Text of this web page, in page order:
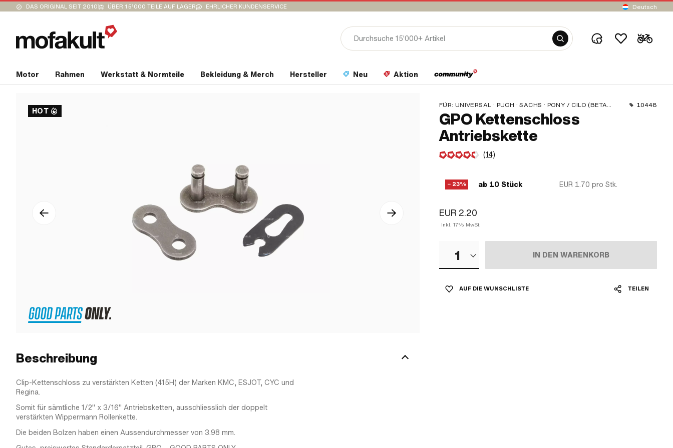
DAS ORIGINAL SEIT 2010 ÜBER 15’000 TEILE AUF LAGER EHRLICHER KUNDENSERVICE Deutsch
Motor Rahmen Werkstatt & Normteile Bekleidung & Merch Hersteller Neu Aktion
HOT
FÜR: UNIVERSAL · PUCH · SACHS · PONY / CILO (BETA 521 & 512) · ZÜNDAPP BELMONDO · TOMOS · BYE BIKE 10448
GPO Kettenschloss
Antriebskette
(14)
− 23% ab 10 Stück EUR 1.70 pro Stk.
EUR 2.20
Inkl. 17% MwSt.
1 IN DEN WARENKORB
AUF DIE WUNSCHLISTE TEILEN
Beschreibung
Clip-Kettenschloss zu verstärkten Ketten (415H) der Marken KMC, ESJOT, CYC und
Regina.
Somit für sämtliche 1/2" x 3/16" Antriebsketten, ausschliesslich der doppelt
verstärkten Wippermann Rollenkette.
Die beiden Bolzen haben einen Aussendurchmesser von 3.98 mm.